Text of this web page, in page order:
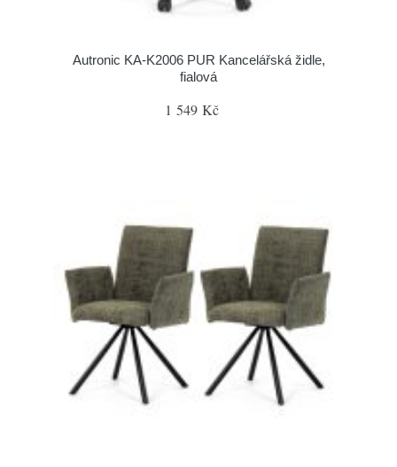
Autronic KA-K2006 PUR Kancelářská židle,
fialová
1 549 Kč